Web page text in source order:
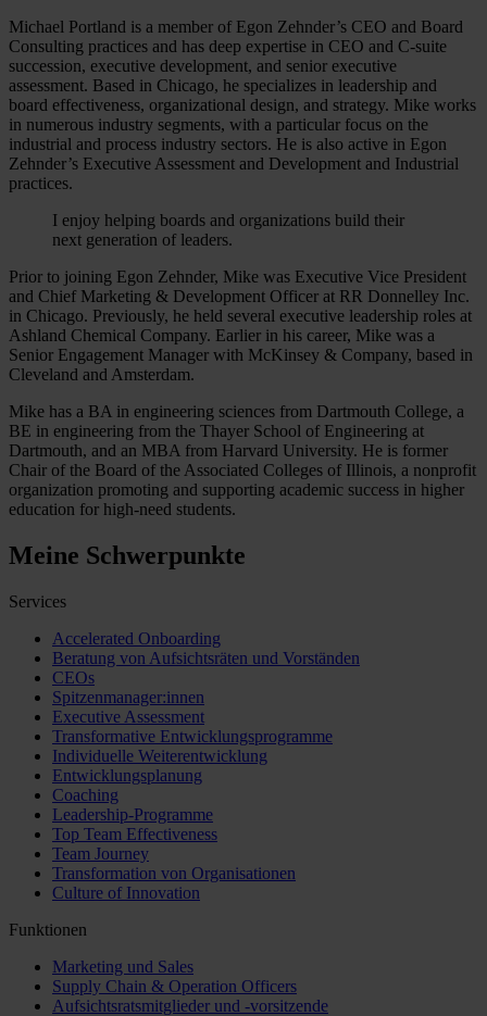
Michael Portland is a member of Egon Zehnder’s CEO and Board
Consulting practices and has deep expertise in CEO and C-suite
succession, executive development, and senior executive
assessment. Based in Chicago, he specializes in leadership and
board effectiveness, organizational design, and strategy. Mike works
in numerous industry segments, with a particular focus on the
industrial and process industry sectors. He is also active in Egon
Zehnder’s Executive Assessment and Development and Industrial
practices.
I enjoy helping boards and organizations build their
next generation of leaders.
Prior to joining Egon Zehnder, Mike was Executive Vice President
and Chief Marketing & Development Officer at RR Donnelley Inc.
in Chicago. Previously, he held several executive leadership roles at
Ashland Chemical Company. Earlier in his career, Mike was a
Senior Engagement Manager with McKinsey & Company, based in
Cleveland and Amsterdam.
Mike has a BA in engineering sciences from Dartmouth College, a
BE in engineering from the Thayer School of Engineering at
Dartmouth, and an MBA from Harvard University. He is former
Chair of the Board of the Associated Colleges of Illinois, a nonprofit
organization promoting and supporting academic success in higher
education for high-need students.
Meine Schwerpunkte
Services
Accelerated Onboarding
Beratung von Aufsichtsräten und Vorständen
CEOs
Spitzenmanager:innen
Executive Assessment
Transformative Entwicklungsprogramme
Individuelle Weiterentwicklung
Entwicklungsplanung
Coaching
Leadership-Programme
Top Team Effectiveness
Team Journey
Transformation von Organisationen
Culture of Innovation
Funktionen
Marketing und Sales
Supply Chain & Operation Officers
Aufsichtsratsmitglieder und -vorsitzende